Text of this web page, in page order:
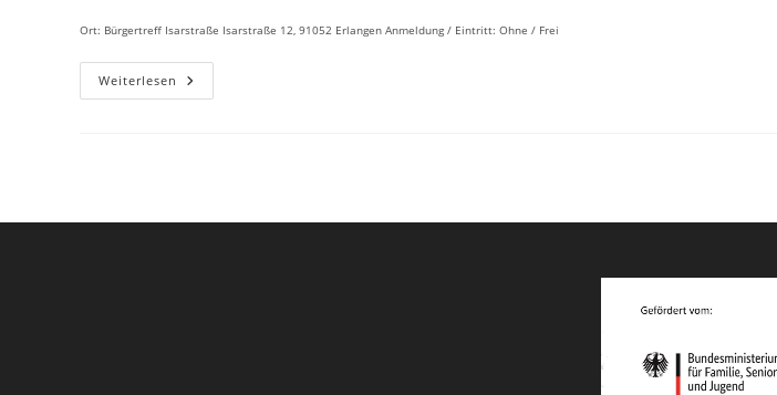
Ort: Bürgertreff Isarstraße Isarstraße 12, 91052 Erlangen Anmeldung / Eintritt: Ohne / Frei
Weiterlesen Iftarabend